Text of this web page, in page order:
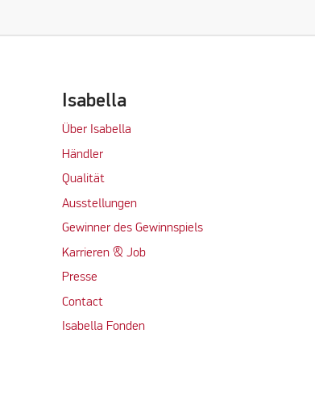
Isabella
Über Isabella
Händler
Qualität
Ausstellungen
Gewinner des Gewinnspiels
Karrieren & Job
Presse
Contact
Isabella Fonden